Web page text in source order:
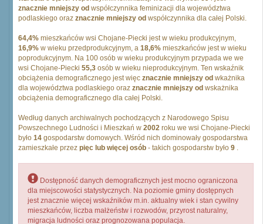
znacznie mniejszy od współczynnika feminizacji dla województwa
podlaskiego oraz znacznie mniejszy od współczynnika dla całej Polski.
64,4% mieszkańców wsi Chojane-Piecki jest w wieku produkcyjnym,
16,9% w wieku przedprodukcyjnym, a 18,6% mieszkańców jest w wieku
poprodukcyjnym. Na 100 osób w wieku produkcyjnym przypada we we
wsi Chojane-Piecki 55,3 osób w wieku nieprodukcyjnym. Ten wskaźnik
obciążenia demograficznego jest więc znacznie mniejszy od wkażnika
dla województwa podlaskiego oraz znacznie mniejszy od wskażnika
obciążenia demograficznego dla całej Polski.
Według danych archiwalnych pochodzących z Narodowego Spisu
Powszechnego Ludności i Mieszkań w 2002 roku we wsi Chojane-Piecki
było 14 gospodarstw domowych. Wśród nich dominowały gospodarstwa
zamieszkałe przez pięc lub więcej osób - takich gospodarstw było 9 .
Dostępność danych demograficznych jest mocno ograniczona
dla miejscowości statystycznych. Na poziomie gminy dostępnych
jest znacznie więcej wskaźników m.in. aktualny wiek i stan cywilny
mieszkańców, liczba małżeństw i rozwodów, przyrost naturalny,
migracja ludności oraz prognozowana populacja.